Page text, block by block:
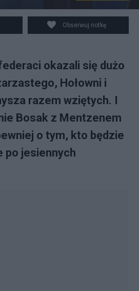
trzecią siłę w polityce, fot.
Obserwuj notkę
okazali się dużo
Hołowni i
razem wziętych. I
Bosak z Mentzenem
o tym, kto będzie
po jesiennych